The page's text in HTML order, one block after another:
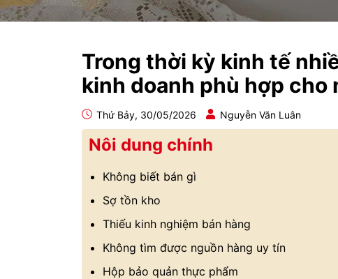
Trong thời kỳ kinh tế
kinh doanh phù hợp cho
Thứ Bảy, 30/05/2026 Nguyễn Văn Luân
Nôi dung chính
Không biết bán gì
Sợ tồn kho
Thiếu kinh nghiệm bán hàng
Không tìm được nguồn hàng uy tín
Hộp bảo quản thực phẩm